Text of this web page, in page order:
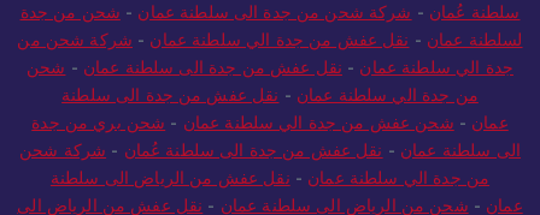
سلطنة عُمان - شركة شحن من جدة الى سلطنة عمان - شحن من جدة
لسلطنة عمان - نقل عفش من جدة الي سلطنة عمان - شركة شحن من
جدة الي سلطنة عمان - نقل عفش من جدة الى سلطنة عمان - شحن
من جدة الي سلطنة عمان - نقل عفش من جدة الى سلطنة
عمان - شحن عفش من جدة الي سلطنة عمان - شحن بري من جدة
الى سلطنة عمان - نقل عفش من جدة الى سلطنة عُمان - شركة شحن
من جدة الي سلطنة عمان - نقل عفش من الرياض الى سلطنة
عمان - شحن من الرياض الى سلطنة عمان - نقل عفش من الرياض الى